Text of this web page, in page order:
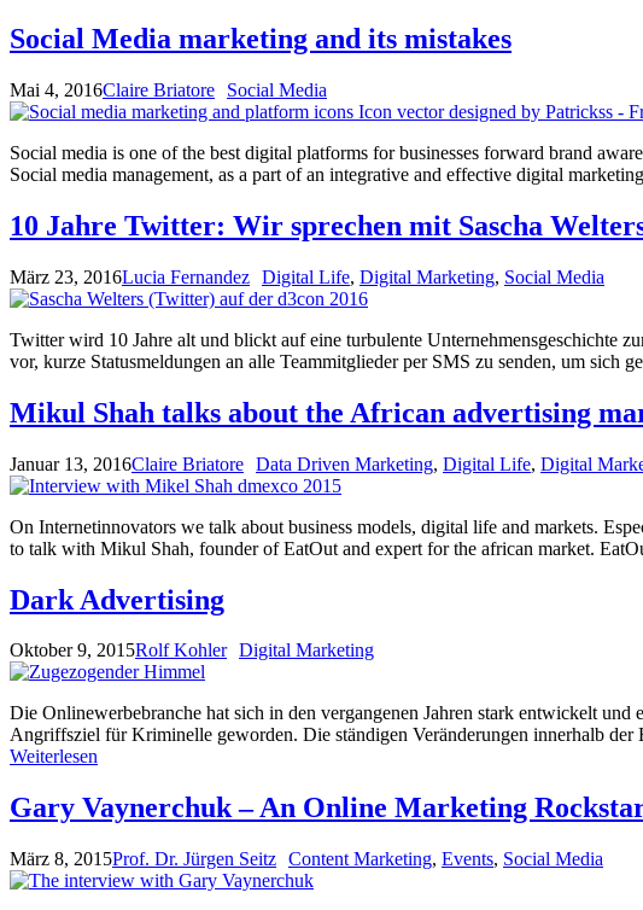
Social Media marketing and its mistakes
Mai 4, 2016Claire Briatore Social Media
Social media is one of the best digital platforms for businesses forward brand
Social media management, as a part of an integrative and effective digital
10 Jahre Twitter: Wir sprechen mit Sascha
März 23, 2016Lucia Fernandez Digital Life, Digital Marketing, Social Media
Twitter wird 10 Jahre alt und blickt auf eine turbulente Unternehmensgeschichte
vor, kurze Statusmeldungen an alle Teammitglieder per SMS zu senden, um sich
Mikul Shah talks about the African advertising
Januar 13, 2016Claire Briatore Data Driven Marketing, Digital Life, Digital
On Internetinnovators we talk about business models, digital life and markets.
to talk with Mikul Shah, founder of EatOut and expert for the african market.
Dark Advertising
Oktober 9, 2015Rolf Kohler Digital Marketing
Die Onlinewerbebranche hat sich in den vergangenen Jahren stark entwickelt
Angriffsziel für Kriminelle geworden. Die ständigen Veränderungen innerhalb
Weiterlesen
Gary Vaynerchuk – An Online Marketing
März 8, 2015Prof. Dr. Jürgen Seitz Content Marketing, Events, Social Media